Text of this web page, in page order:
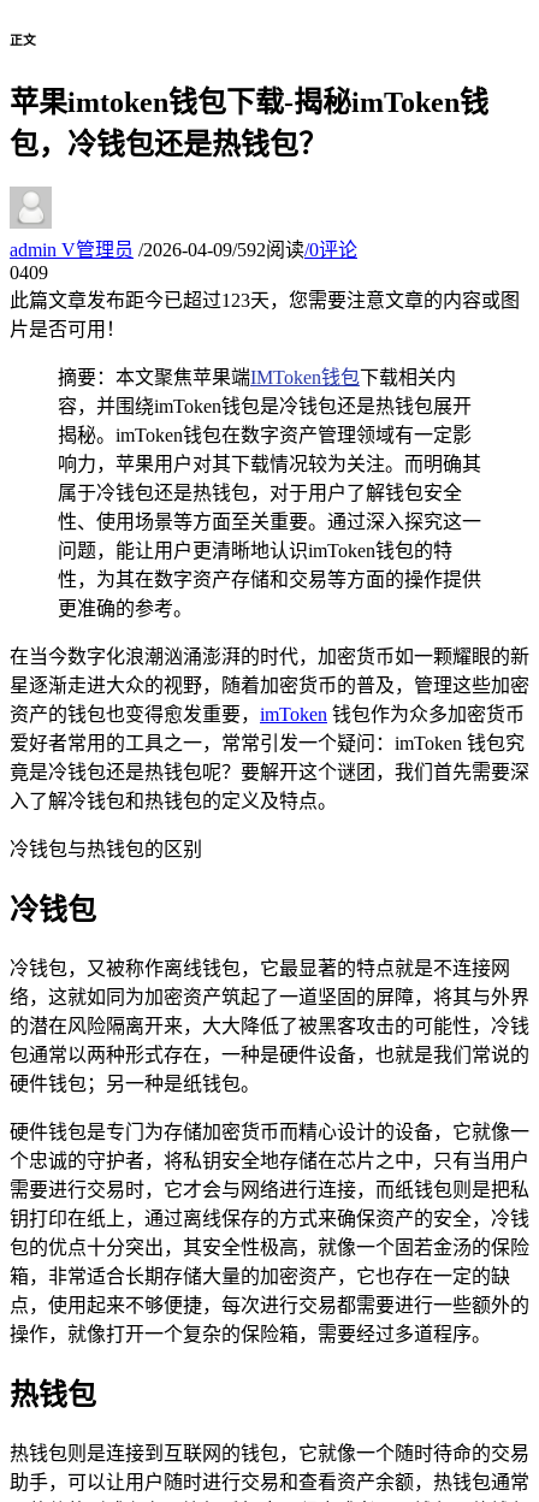
正文
苹果imtoken钱包下载-揭秘imToken钱
包，冷钱包还是热钱包？
admin V管理员 /2026-04-09/592阅读/0评论
0409
此篇文章发布距今已超过123天，您需要注意文章的内容或图
片是否可用！
摘要：本文聚焦苹果端IMToken钱包下载相关内
容，并围绕imToken钱包是冷钱包还是热钱包展开
揭秘。imToken钱包在数字资产管理领域有一定影
响力，苹果用户对其下载情况较为关注。而明确其
属于冷钱包还是热钱包，对于用户了解钱包安全
性、使用场景等方面至关重要。通过深入探究这一
问题，能让用户更清晰地认识imToken钱包的特
性，为其在数字资产存储和交易等方面的操作提供
更准确的参考。
在当今数字化浪潮汹涌澎湃的时代，加密货币如一颗耀眼的新
星逐渐走进大众的视野，随着加密货币的普及，管理这些加密
资产的钱包也变得愈发重要， imToken 钱包作为众多加密货币
爱好者常用的工具之一，常常引发一个疑问：imToken 钱包究
竟是冷钱包还是热钱包呢？要解开这个谜团，我们首先需要深
入了解冷钱包和热钱包的定义及特点。
冷钱包与热钱包的区别
冷钱包
冷钱包，又被称作离线钱包，它最显著的特点就是不连接网
络，这就如同为加密资产筑起了一道坚固的屏障，将其与外界
的潜在风险隔离开来，大大降低了被黑客攻击的可能性，冷钱
包通常以两种形式存在，一种是硬件设备，也就是我们常说的
硬件钱包；另一种是纸钱包。
硬件钱包是专门为存储加密货币而精心设计的设备，它就像一
个忠诚的守护者，将私钥安全地存储在芯片之中，只有当用户
需要进行交易时，它才会与网络进行连接，而纸钱包则是把私
钥打印在纸上，通过离线保存的方式来确保资产的安全，冷钱
包的优点十分突出，其安全性极高，就像一个固若金汤的保险
箱，非常适合长期存储大量的加密资产，它也存在一定的缺
点，使用起来不够便捷，每次进行交易都需要进行一些额外的
操作，就像打开一个复杂的保险箱，需要经过多道程序。
热钱包
热钱包则是连接到互联网的钱包，它就像一个随时待命的交易
助手，可以让用户随时进行交易和查看资产余额，热钱包通常